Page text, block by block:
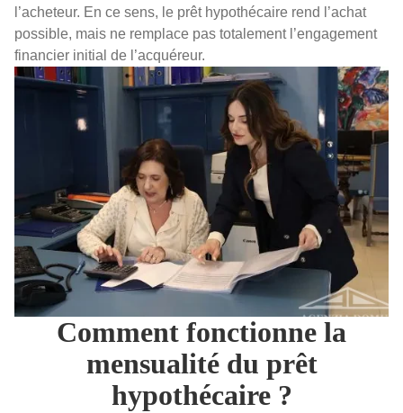
l’acheteur. En ce sens, le prêt hypothécaire rend l’achat
possible, mais ne remplace pas totalement l’engagement
financier initial de l’acquéreur.
Comment fonctionne la
mensualité du prêt
hypothécaire ?